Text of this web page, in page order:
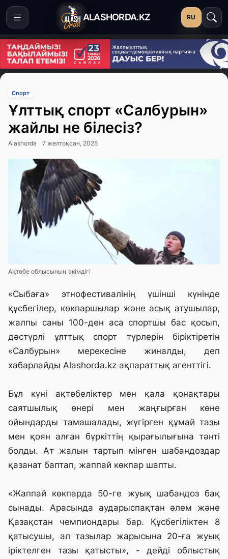
ALASHORDA.KZ RU
Спорт
Ұлттық спорт «Салбурын»
жайлы не білесіз?
Alashorda 7 желтоқсан, 2025
Ақтөбе облысының әкімдігі
«Сыбаға» этнофестивалінің үшінші күнінде
құсбегілер, көкпаршылар және асық атушылар,
жалпы саны 100-ден аса спортшы бас қосып,
дәстүрлі ұлттық спорт түрлерін біріктіретін
«Салбурын» мерекесіне жиналды, деп
хабарлайды Alashorda.kz ақпараттық агенттігі.
Бұл күні ақтөбеліктер мен қала қонақтары
саятшылық өнері мен жаңғырған көне
ойындарды тамашалады, жүгірген құмай тазы
мен қоян алған бүркіттің қырағылығына тәнті
болды. Ат жалын тартып мінген шабандоздар
қазанат баптап, жаппай көкпар шапты.
«Жаппай көкпарда 50-ге жуық шабандоз бақ
сынады. Арасында аударыспақтан әлем және
Қазақстан чемпиондары бар. Құсбегіліктен 8
қатысушы, ал тазылар жарысына 20-ға жуық
іріктелген тазы қатысты», - дейді облыстық